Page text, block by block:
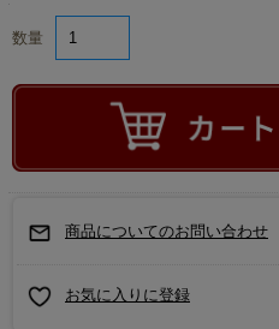
数量
商品についてのお問い合わせ
お気に入りに登録